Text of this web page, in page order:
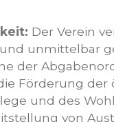
Der Verein
unmittelbar
der
Förderung der
und des
von